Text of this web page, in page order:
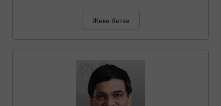
Жеке бетке